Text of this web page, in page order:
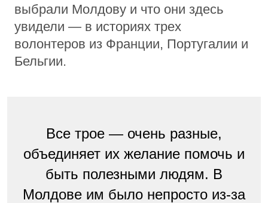
выбрали Молдову и что они здесь
увидели — в историях трех
волонтеров из Франции, Португалии и
Бельгии.
Все трое — очень разные,
объединяет их желание помочь и
быть полезными людям. В
Молдове им было непросто из-за